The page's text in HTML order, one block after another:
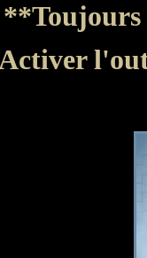
**Toujours